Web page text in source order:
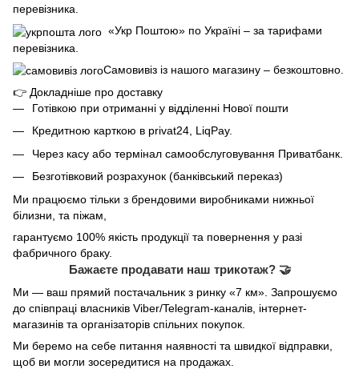
перевізника.
«Укр Поштою» по Україні – за тарифами
перевізника.
Самовивіз із нашого магазину – безкоштовно.
👉 Докладніше про доставку
Готівкою при отриманні у відділенні Нової пошти
Кредитною карткою в privat24, LiqPay.
Через касу або термінал самообслуговування Приватбанк.
Безготівковий розрахунок (банківський переказ)
Ми працюємо тільки з брендовими виробниками нижньої
білизни, та піжам,
гарантуємо 100% якість продукції та повернення у разі
фабричного браку.
Бажаєте продавати наш трикотаж? 🤝
Ми — ваш прямий постачальник з ринку «7 км». Запрошуємо
до співпраці власників Viber/Telegram-каналів, інтернет-
магазинів та організаторів спільних покупок.
Ми беремо на себе питання наявності та швидкої відправки,
щоб ви могли зосередитися на продажах.